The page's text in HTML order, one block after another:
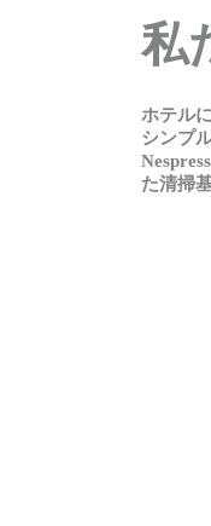
私
ホテル
シンプ
た清掃